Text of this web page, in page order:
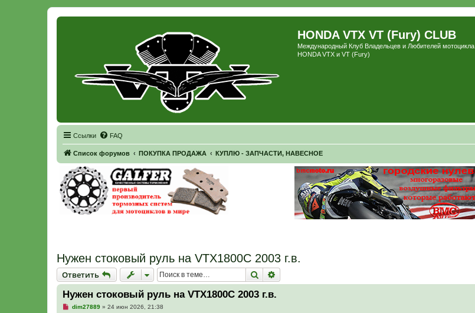
HONDA VTX VT (Fury) CLUB
Международный Клуб Владельцев и Любителей мотоцикла
HONDA VTX и VT (Fury)
Ссылки FAQ
Список форумов ПОКУПКА ПРОДАЖА КУПЛЮ - ЗАПЧАСТИ, НАВЕСНОЕ
Нужен стоковый руль на VTX1800C 2003 г.в.
Ответить
Ответить Поиск
Нужен стоковый руль на VTX1800C 2003 г.в.
Нdim27889» 24 июн 2026, 21:38